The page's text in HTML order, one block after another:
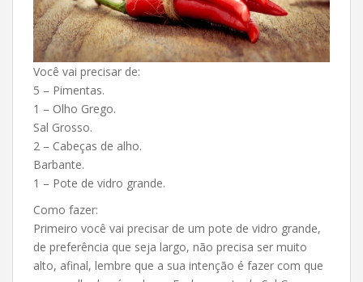
Você vai precisar de:
5 – Pimentas.
1 – Olho Grego.
Sal Grosso.
2 – Cabeças de alho.
Barbante.
1 – Pote de vidro grande.
Como fazer:
Primeiro você vai precisar de um pote de vidro grande,
de preferência que seja largo, não precisa ser muito
alto, afinal, lembre que a sua intenção é fazer com que